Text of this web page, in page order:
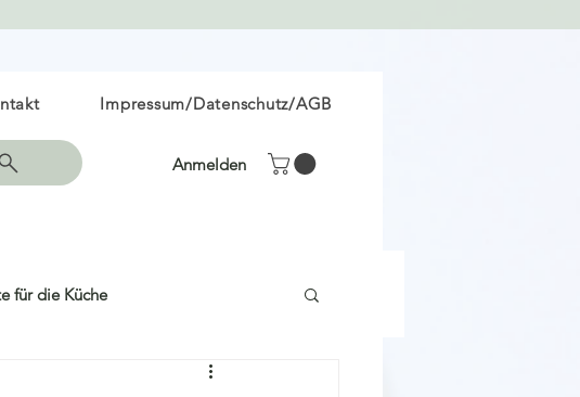
Impressum/Datenschutz/AGB
Anmelden
für die Küche